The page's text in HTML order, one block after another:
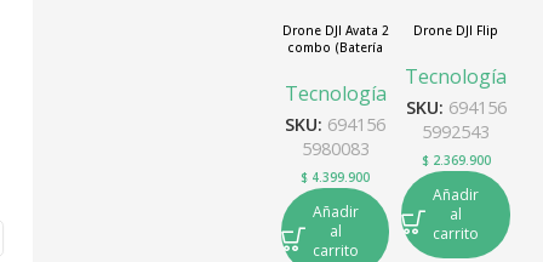
Drone DJI Avata 2
combo (Batería
Tecnología
SKU: 694156
5980083
$ 4.399.900
Añadir
al
carrito
Drone DJI Flip
Tecnología
SKU: 694156
5992543
$2.369.900
Añadir
al
carrito